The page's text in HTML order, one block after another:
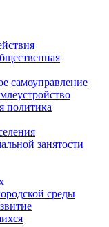
самоуправление
политика
занятости
среды